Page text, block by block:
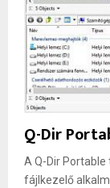
Q-Dir
A Q-Dir
fájlkezelő